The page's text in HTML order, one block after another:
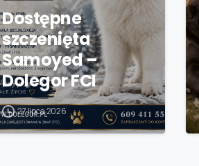
Dostępne
szczenięta
Samoyed –
Dolegor FCI
27 lipca 2026